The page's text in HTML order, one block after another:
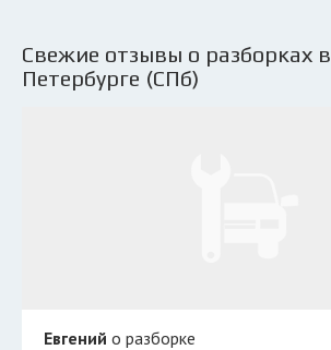
Свежие отзывы о разборках
Петербурге (СПб)
Евгений о разборке